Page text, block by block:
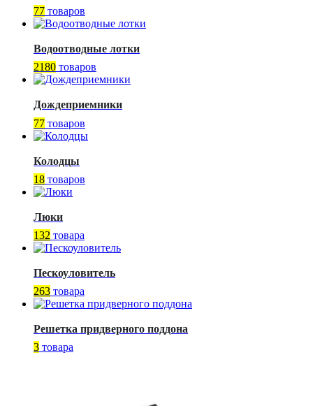
77 товаров
Водоотводные лотки
2180 товаров
Дождеприемники
77 товаров
Колодцы
18 товаров
Люки
132 товара
Пескоуловитель
263 товара
Решетка придверного поддона
3 товара